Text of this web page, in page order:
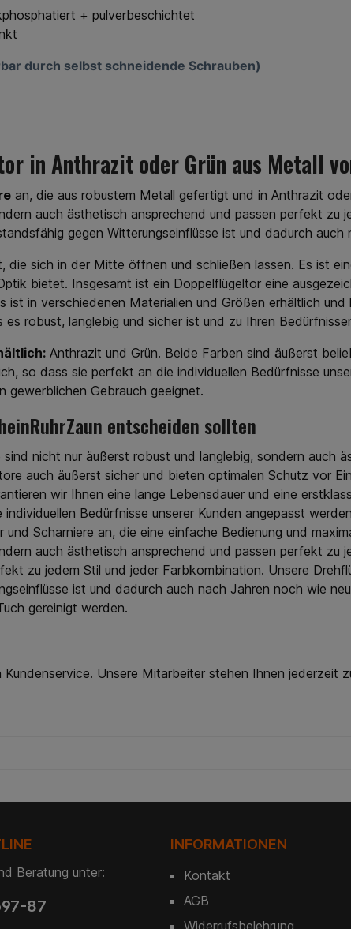
+ pulverbeschichtet
durch selbst schneidende Schrauben)
in Anthrazit oder Grün aus Metall
an, die aus robustem Metall gefertigt und in Anthrazit
auch ästhetisch ansprechend und passen perfekt zu
gegen Witterungseinflüsse ist und dadurch auch
die sich in der Mitte öffnen und schließen lassen. Es ist
bietet. Insgesamt ist ein Doppelflügeltor eine
in verschiedenen Materialien und Größen erhältlich
robust, langlebig und sicher ist und zu Ihren
Anthrazit und Grün. Beide Farben sind äußerst
so dass sie perfekt an die individuellen Bedürfnisse
gewerblichen Gebrauch geeignet.
entscheiden sollten
nicht nur äußerst robust und langlebig, sondern auch
auch äußerst sicher und bieten optimalen Schutz vor
wir Ihnen eine lange Lebensdauer und eine
Bedürfnisse unserer Kunden angepasst
Scharniere an, die eine einfache Bedienung und
auch ästhetisch ansprechend und passen perfekt zu
zu jedem Stil und jeder Farbkombination. Unsere
ist und dadurch auch nach Jahren noch wie
gereinigt werden.
Unsere Mitarbeiter stehen Ihnen jederzeit
INFORMATIONEN
Kontakt
AGB
Beratung unter:
87